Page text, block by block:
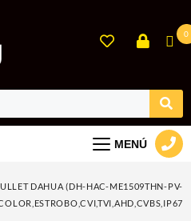
0
MENÚ
DAHUA (DH-HAC-ME1509THN-PV-